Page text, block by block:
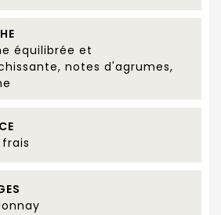
équilibrée et
notes d'agrumes,